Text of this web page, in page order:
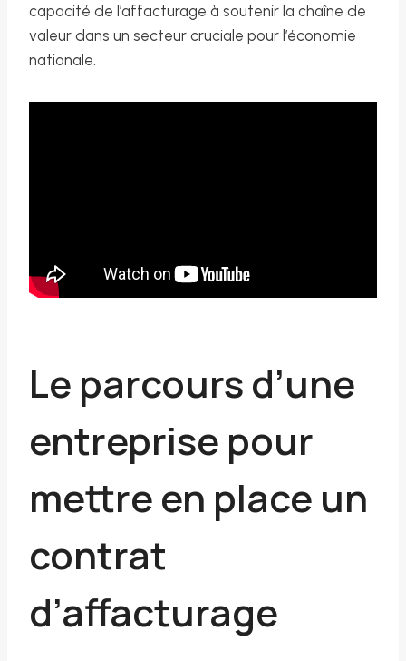
capacité de l’affacturage à soutenir la chaîne de
valeur dans un secteur cruciale pour l’économie
nationale.
Le parcours d’une
entreprise pour
mettre en place un
contrat
d’affacturage